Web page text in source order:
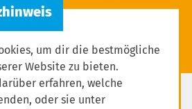
Impressum
um dir die bestmögliche
Website zu bieten.
erfahren, welche
oder sie unter